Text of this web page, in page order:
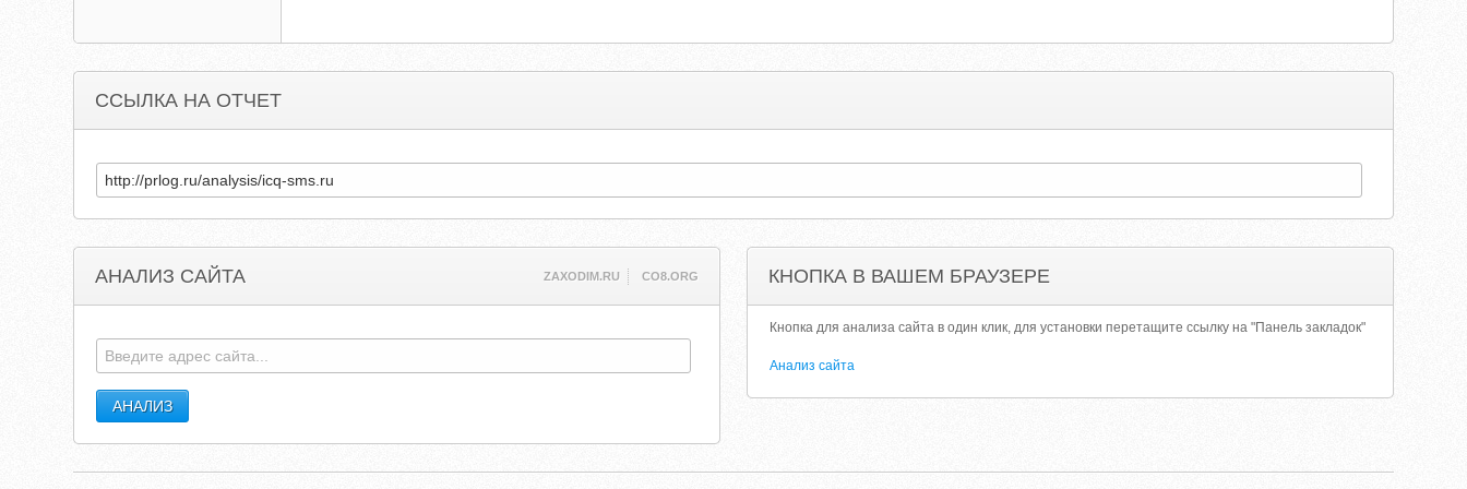
ССЫЛКА НА ОТЧЕТ
АНАЛИЗ САЙТА ZAXODIM.RU CO8.ORG КНОПКА В ВАШЕМ БРАУЗЕРЕ
Кнопка для анализа сайта в один клик, для установки перетащите ссылку на "Панель закладок"
Анализ сайта